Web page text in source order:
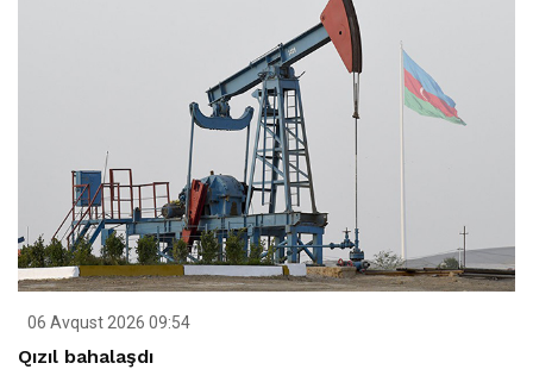
06 Avqust 2026 09:54
Qızıl bahalaşdı